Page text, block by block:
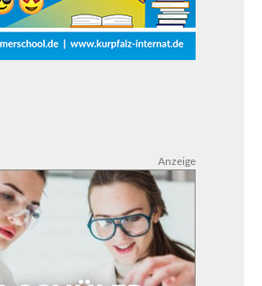
Anzeige